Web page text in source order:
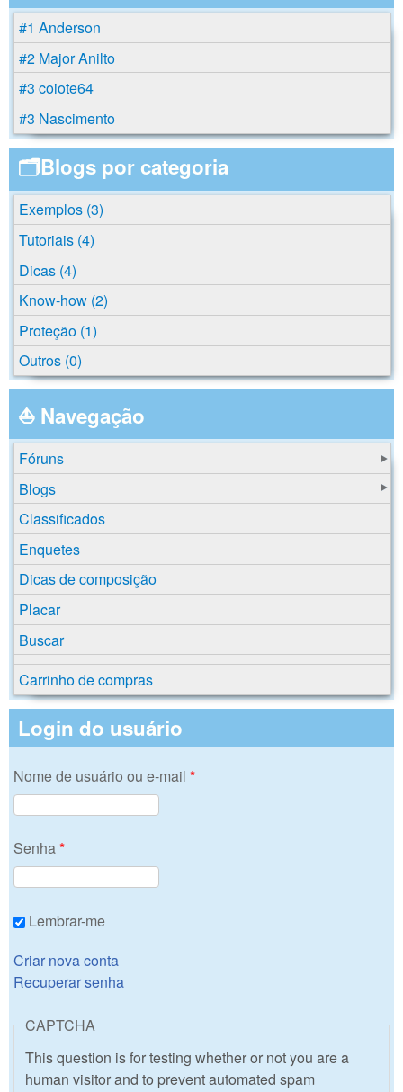
#1 Anderson
#2 Major Anilto
#3 coiote64
#3 Nascimento
🗂️Blogs por categoria
Exemplos (3)
Tutoriais (4)
Dicas (4)
Know-how (2)
Proteção (1)
Outros (0)
⛵ Navegação
Fóruns
Blogs
Classificados
Enquetes
Dicas de composição
Placar
Buscar
Carrinho de compras
Login do usuário
Nome de usuário ou e-mail *
Senha *
Lembrar-me
Criar nova conta
Recuperar senha
CAPTCHA
This question is for testing whether or not you are a
human visitor and to prevent automated spam